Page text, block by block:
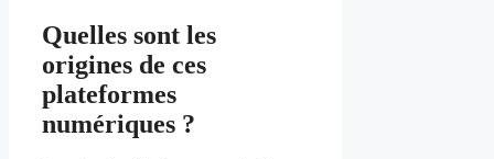
Quelles sont les
origines de ces
plateformes
numériques ?